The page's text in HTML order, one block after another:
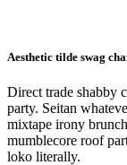
Aesthetic tilde swag
Direct trade shabby
party. Seitan
mixtape irony
mumblecore roof
loko literally.